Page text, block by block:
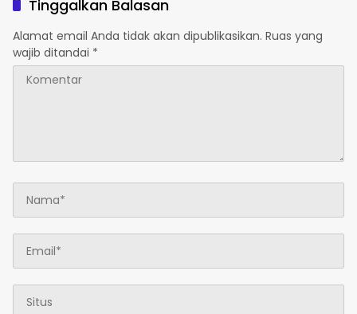
SesorTinggalkan Balasan
Alamat email Anda tidak akan dipublikasikan. Ruas yang
wajib ditandai *